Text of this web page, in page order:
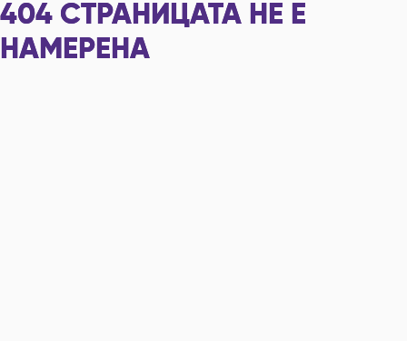
404 СТРАНИЦАТА НЕ Е
НАМЕРЕНА